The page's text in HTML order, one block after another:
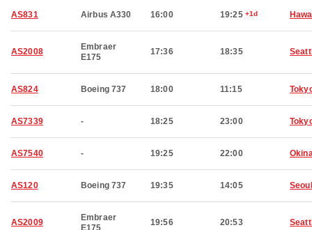
AS831 Airbus A330 16:00 19:25 +1d
AS2008
Embraer
E175
17:36 18:35
AS824 Boeing 737 18:00 11:15
AS7339 - 18:25 23:00
AS7540 - 19:25 22:00
AS120 Boeing 737 19:35 14:05 Seoul
AS2009
Embraer
E175
19:56 20:53